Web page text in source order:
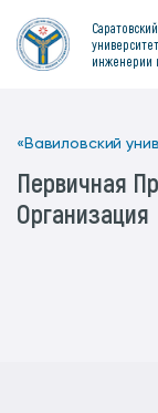
инженерии
«Вавиловский
Первичная
Организация